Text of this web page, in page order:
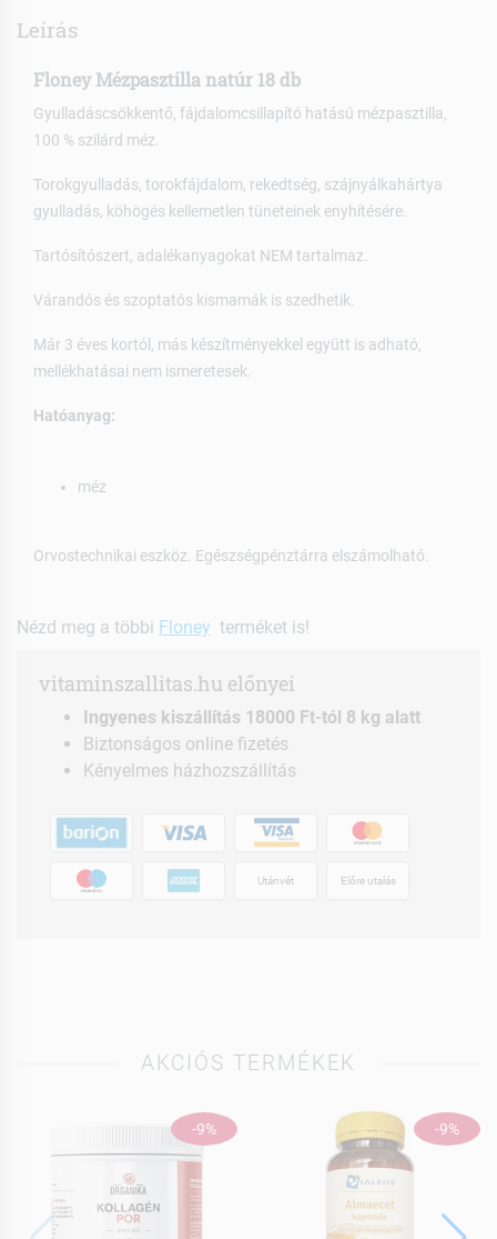
Leírás
Floney Mézpasztilla natúr 18 db
Gyulladáscsökkentő, fájdalomcsillapító hatású mézpasztilla,
100 % szilárd méz.
Torokgyulladás, torokfájdalom, rekedtség, szájnyálkahártya
gyulladás, köhögés kellemetlen tüneteinek enyhítésére.
Tartósítószert, adalékanyagokat NEM tartalmaz.
Várandós és szoptatós kismamák is szedhetik.
Már 3 éves kortól, más készítményekkel együtt is adható,
mellékhatásai nem ismeretesek.
Hatóanyag:
méz
Orvostechnikai eszköz. Egészségpénztárra elszámolható.
Nézd meg a többi Floney terméket is!
vitaminszallitas.hu előnyei
Ingyenes kiszállítás 18000 Ft-tól 8 kg alatt
Biztonságos online fizetés
Kényelmes házhozszállítás
Utánvét Előre utalás
AKCIÓS TERMÉKEK
-9% -9%